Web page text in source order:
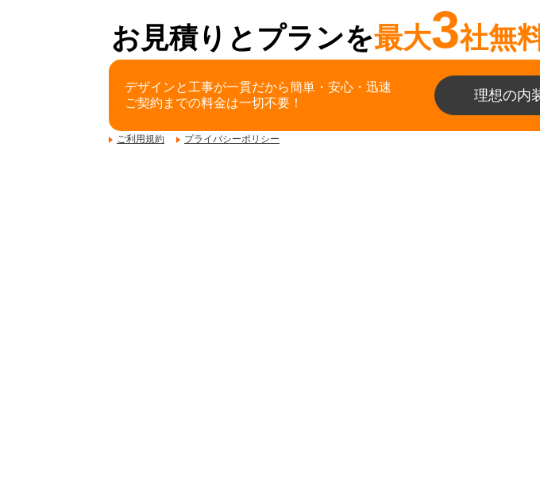
お見積りとプランを最大3社無
デザインと工事が一貫だから簡単・安心・迅速
ご契約までの料金は一切不要！
理想の内
ご利用規約 プライバシーポリシー